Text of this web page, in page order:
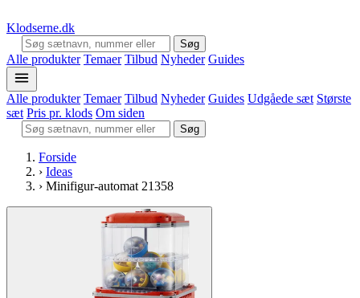
Klodserne.dk
Søg
Alle produkter Temaer Tilbud Nyheder Guides
Alle produkter Temaer Tilbud Nyheder Guides Udgåede sæt Største
sæt Pris pr. klods Om siden
Søg
Forside
› Ideas
› Minifigur-automat 21358